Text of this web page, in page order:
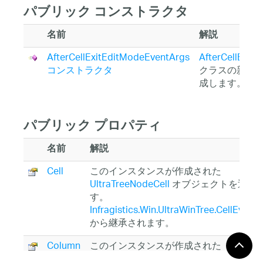
パブリック コンストラクタ
名前 解説
AfterCellExitEditModeEventArgs
コンストラクタ クラスの新し
成します。
パブリック プロパティ
名前 解説
Cell このインスタンスが作成された
UltraTreeNodeCellオブジェクトを返し
す。
から継承されます。
Column このインスタンスが作成された